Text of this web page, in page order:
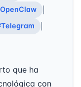
que ha
con